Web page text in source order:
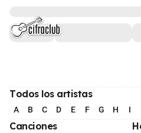
Todos los artistas
A B C D E F G H I
Canciones